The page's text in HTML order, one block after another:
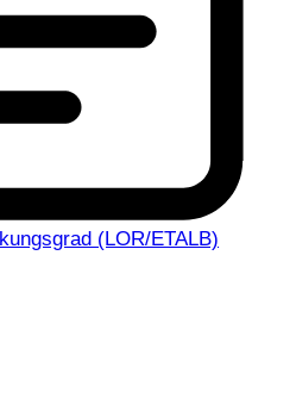
(LOR/ETALB)